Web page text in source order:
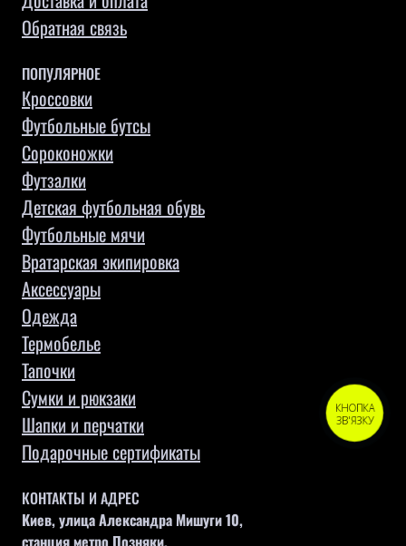
Обратная связь
ПОПУЛЯРНОЕ
Кроссовки
Футбольные бутсы
Сороконожки
Футзалки
Детская футбольная обувь
Футбольные мячи
Вратарская экипировка
Аксессуары
Одежда
Термобелье
Тапочки
Сумки и рюкзаки
Шапки и перчатки
Подарочные сертификаты
КОНТАКТЫ И АДРЕС
Киев, улица Александра Мишуги 10,
станция метро Позняки,
КНОПКА
ЗВ'ЯЗКУ